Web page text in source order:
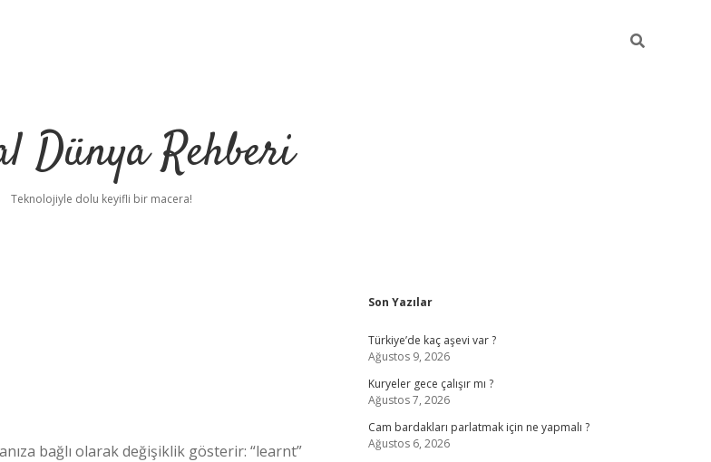
Dünya Rehberi
Teknolojiyle dolu keyifli bir macera!
bağlı olarak değişiklik gösterir: “learnt”
Sidebar
Son Yazılar
Türkiye’de kaç aşevi var ?
Ağustos 9, 2026
Kuryeler gece çalışır mı ?
Ağustos 7, 2026
Cam bardakları parlatmak için ne yapmalı ?
Ağustos 6, 2026